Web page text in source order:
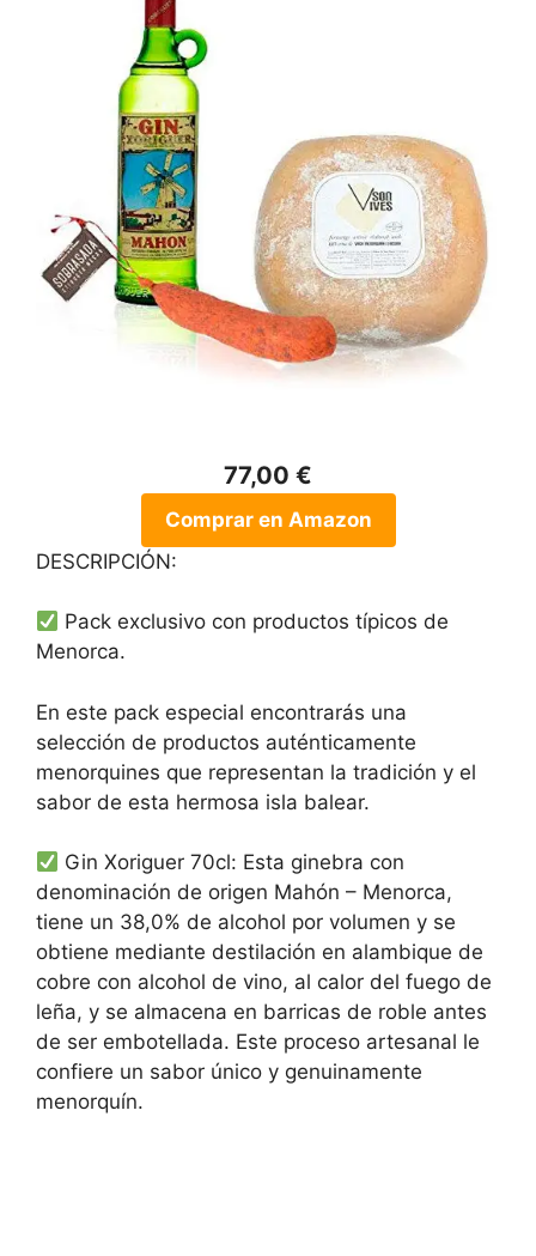
77,00 €
Comprar en Amazon
DESCRIPCIÓN:
Pack exclusivo con productos típicos de
Menorca.
En este pack especial encontrarás una
selección de productos auténticamente
menorquines que representan la tradición y el
sabor de esta hermosa isla balear.
Gin Xoriguer 70cl: Esta ginebra con
denominación de origen Mahón – Menorca,
tiene un 38,0% de alcohol por volumen y se
obtiene mediante destilación en alambique de
cobre con alcohol de vino, al calor del fuego de
leña, y se almacena en barricas de roble antes
de ser embotellada. Este proceso artesanal le
confiere un sabor único y genuinamente
menorquín.